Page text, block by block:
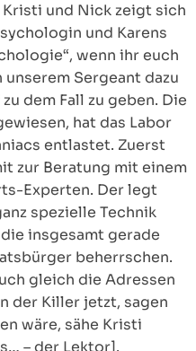
und Nick zeigt sich
und Karens
wenn ihr euch
Sergeant dazu
dem Fall zu geben. Die
hat das Labor
entlastet. Zuerst
zur Beratung mit einem
Experten. Der legt
spezielle Technik
insgesamt gerade
beherrschen.
gleich die Adressen
der Killer jetzt, sagen
wäre, sähe Kristi
– der Lektor].